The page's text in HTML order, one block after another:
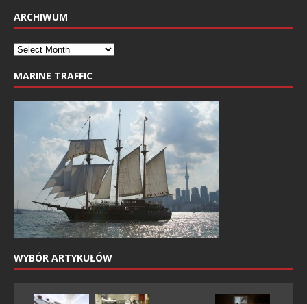
ARCHIWUM
MARINE TRAFFIC
WYBÓR ARTYKUŁÓW